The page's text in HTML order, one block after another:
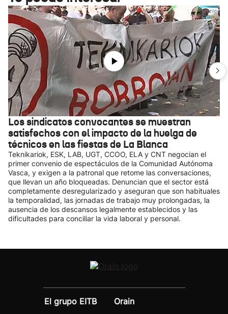
Los sindicatos convocantes se muestran
satisfechos con el impacto de la huelga de
técnicos en las fiestas de La Blanca
Teknikariok, ESK, LAB, UGT, CCOO, ELA y CNT negocian el
primer convenio de espectáculos de la Comunidad Autónoma
Vasca, y exigen a la patronal que retome las conversaciones,
que llevan un año bloqueadas. Denuncian que el sector está
completamente desregularizado y aseguran que son habituales
la temporalidad, las jornadas de trabajo muy prolongadas, la
ausencia de los descansos legalmente establecidos y las
dificultades para conciliar la vida laboral y personal.
El grupo EITB
Orain